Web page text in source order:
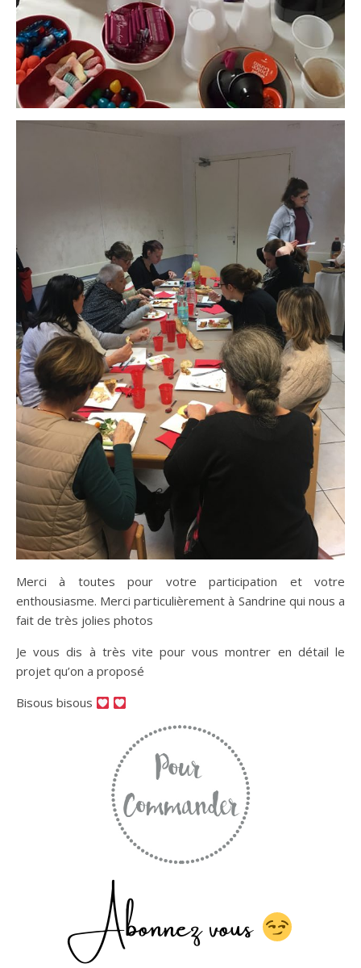
Merci à toutes pour votre participation et votre
enthousiasme. Merci particulièrement à Sandrine qui nous a
fait de très jolies photos
Je vous dis à très vite pour vous montrer en détail le
projet qu’on a proposé
Bisous bisous
Abonnez vous